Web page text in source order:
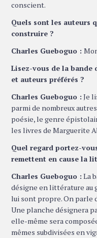
conscient.
Quels sont les auteurs
construire ?
Charles Gueboguo :
Lisez-vous de la bande
et auteurs préférés ?
Charles Gueboguo : Je
parmi de nombreux
poésie, le genre
les livres de Marguerite
Quel regard portez-
remettent en cause la
Charles Gueboguo : La
désigne en littérature au
lui sont propre. On parle
Une planche désignera
elle-même sera
mêmes subdivisées en